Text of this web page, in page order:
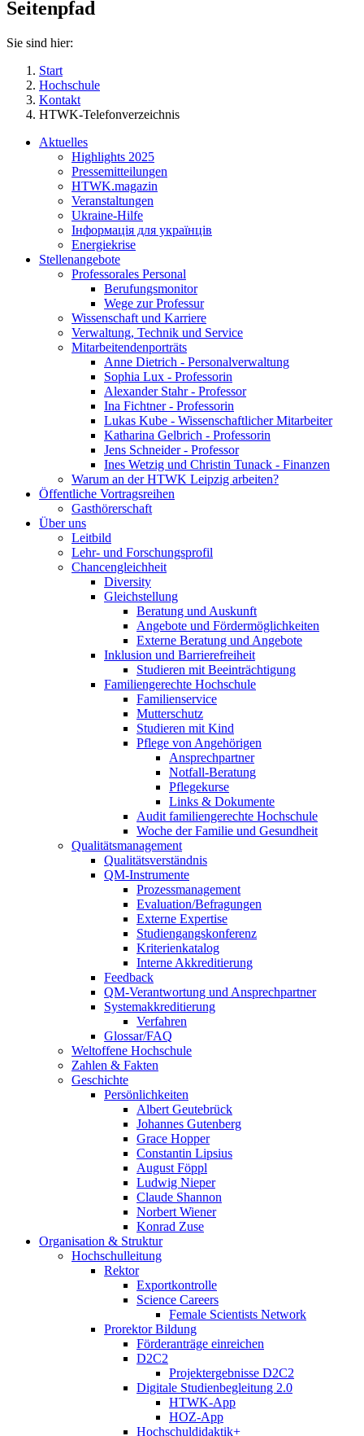
Seitenpfad
Sie sind hier:
Start
Hochschule
Kontakt
HTWK-Telefonverzeichnis
Aktuelles
Highlights 2025
Pressemitteilungen
HTWK.magazin
Veranstaltungen
Ukraine-Hilfe
Інформація для українців
Energiekrise
Stellenangebote
Professorales Personal
Berufungsmonitor
Wege zur Professur
Wissenschaft und Karriere
Verwaltung, Technik und Service
Mitarbeitendenporträts
Anne Dietrich - Personalverwaltung
Sophia Lux - Professorin
Alexander Stahr - Professor
Ina Fichtner - Professorin
Lukas Kube - Wissenschaftlicher Mitarbeiter
Katharina Gelbrich - Professorin
Jens Schneider - Professor
Ines Wetzig und Christin Tunack - Finanzen
Warum an der HTWK Leipzig arbeiten?
Öffentliche Vortragsreihen
Gasthörerschaft
Über uns
Leitbild
Lehr- und Forschungsprofil
Chancengleichheit
Diversity
Gleichstellung
Beratung und Auskunft
Angebote und Fördermöglichkeiten
Externe Beratung und Angebote
Inklusion und Barrierefreiheit
Studieren mit Beeinträchtigung
Familiengerechte Hochschule
Familienservice
Mutterschutz
Studieren mit Kind
Pflege von Angehörigen
Ansprechpartner
Notfall-Beratung
Pflegekurse
Links & Dokumente
Audit familiengerechte Hochschule
Woche der Familie und Gesundheit
Qualitätsmanagement
Qualitätsverständnis
QM-Instrumente
Prozessmanagement
Evaluation/Befragungen
Externe Expertise
Studiengangskonferenz
Kriterienkatalog
Interne Akkreditierung
Feedback
QM-Verantwortung und Ansprechpartner
Systemakkreditierung
Verfahren
Glossar/FAQ
Weltoffene Hochschule
Zahlen & Fakten
Geschichte
Persönlichkeiten
Albert Geutebrück
Johannes Gutenberg
Grace Hopper
Constantin Lipsius
August Föppl
Ludwig Nieper
Claude Shannon
Norbert Wiener
Konrad Zuse
Organisation & Struktur
Hochschulleitung
Rektor
Exportkontrolle
Science Careers
Female Scientists Network
Prorektor Bildung
Förderanträge einreichen
D2C2
Projektergebnisse D2C2
Digitale Studienbegleitung 2.0
HTWK-App
HOZ-App
Hochschuldidaktik+